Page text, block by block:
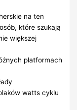
na ten
które szukają
większej
platformach
watts cyklu